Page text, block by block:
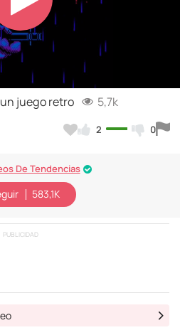
Play
Video
juego retro 5,7k
2 0
De Tendencias
583,1K
PUBLICIDAD